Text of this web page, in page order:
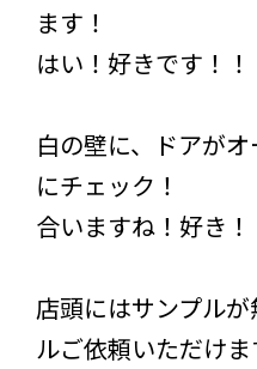
ます！
はい！好きです！！
白の壁に、ドアが
にチェック！
合いますね！好き！
店頭にはサンプル
ルご依頼いただけま